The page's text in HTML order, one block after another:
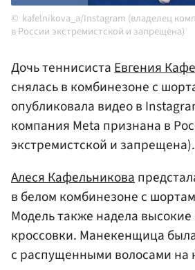
kafelnikova_a/Instagram (владелец
в России экстремистской и запрещена)
Дочь теннисистаЕвгения
снялась в комбинезоне с
опубликовала видео в
компания Meta признана в
экстремистской и запрещена).
Алеся Кафельникова
в белом комбинезоне с
Модель также надела высокие
кроссовки. Манекенщица
с распущенными волосами на